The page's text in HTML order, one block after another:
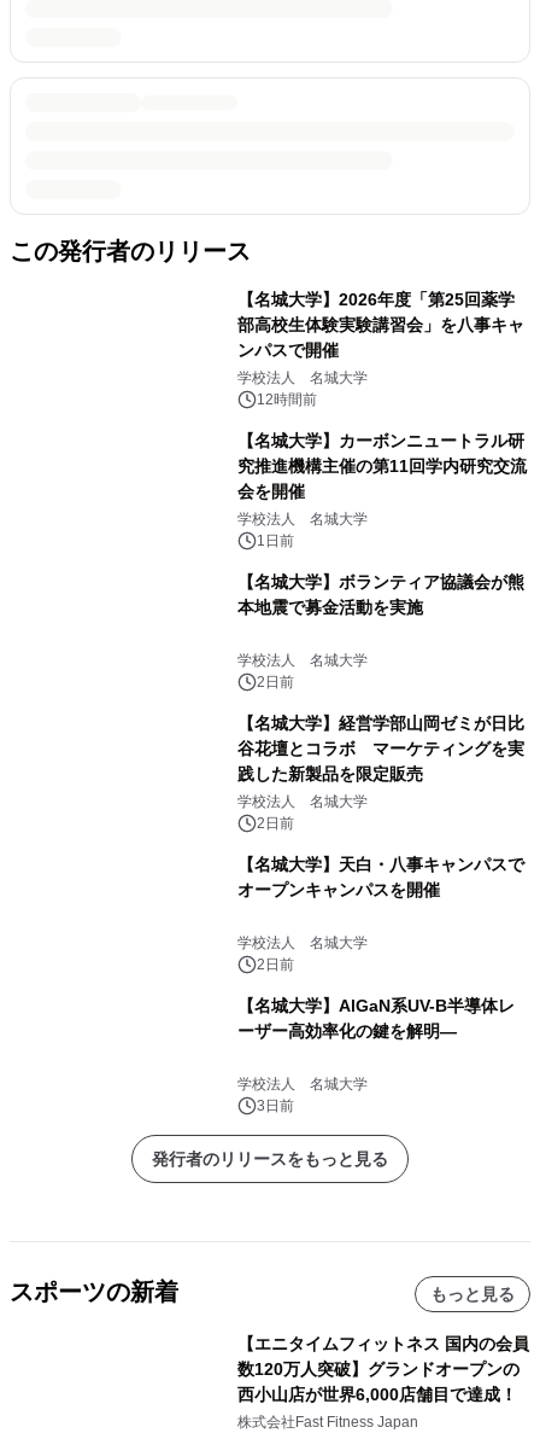
この発行者のリリース
【名城大学】2026年度「第25回薬学
部高校生体験実験講習会」を八事キャ
ンパスで開催
学校法人 名城大学
12時間前
【名城大学】カーボンニュートラル研
究推進機構主催の第11回学内研究交流
会を開催
学校法人 名城大学
1日前
【名城大学】ボランティア協議会が熊
本地震で募金活動を実施
学校法人 名城大学
2日前
【名城大学】経営学部山岡ゼミが日比
谷花壇とコラボ マーケティングを実
践した新製品を限定販売
学校法人 名城大学
2日前
【名城大学】天白・八事キャンパスで
オープンキャンパスを開催
学校法人 名城大学
2日前
【名城大学】AlGaN系UV-B半導体レ
ーザー高効率化の鍵を解明―
学校法人 名城大学
3日前
発行者のリリースをもっと見る
スポーツの新着 もっと見る
【エニタイムフィットネス 国内の会員
数120万人突破】グランドオープンの
西小山店が世界6,000店舗目で達成！
株式会社Fast Fitness Japan